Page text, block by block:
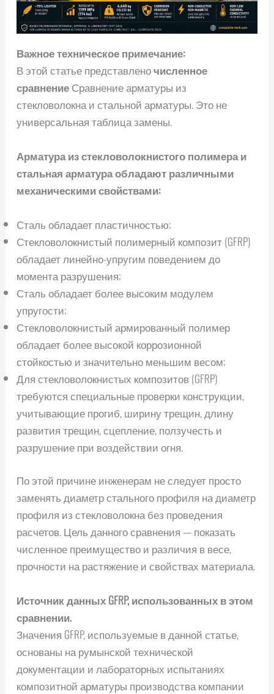
Важное техническое примечание:
В этой статье представленочисленное
сравнениеСравнение арматуры из
стекловолокна и стальной арматуры. Это не
универсальная таблица замены.
Арматура из стекловолокнистого полимера и
стальная арматура обладают различными
механическими свойствами:
Сталь обладает пластичностью;
Стекловолокнистый полимерный композит (GFRP)
обладает линейно-упругим поведением до
момента разрушения;
Сталь обладает более высоким модулем
упругости;
Стекловолокнистый армированный полимер
обладает более высокой коррозионной
стойкостью и значительно меньшим весом;
Для стекловолокнистых композитов (GFRP)
требуются специальные проверки конструкции,
учитывающие прогиб, ширину трещин, длину
развития трещин, сцепление, ползучесть и
разрушение при воздействии огня.
По этой причине инженерам не следует просто
заменять диаметр стального профиля на диаметр
профиля из стекловолокна без проведения
расчетов. Цель данного сравнения — показать
численное преимущество и различия в весе,
прочности на растяжение и свойствах материала.
Источник данных GFRP, использованных в этом
сравнении.
Значения GFRP, используемые в данной статье,
основаны на румынской технической
документации и лабораторных испытаниях
композитной арматуры производства компании